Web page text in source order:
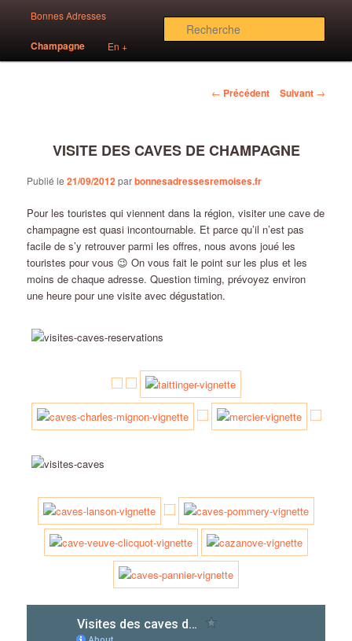
contenu
principalBonnes Adresses Rémoises
principal
Bonnes Adresses
Champagne En +
Navigation
← Précédent Suivant →
VISITE DES CAVES DE CHAMPAGNE
Publié le21/09/2012parbonnesadressesremoises.fr
Pour les touristes qui viennent dans la région, visiter une cave de
champagne est quasi incontournable. Et parce qu’il n’est pas
facile de s’y retrouver parmi les offres, nous avons joué les
touristes pour vous 😉 On vous fait le point sur les plus et les
moins de chaque adresse. Question timing, prévoyez environ
une heure pour une visite avec dégustation.